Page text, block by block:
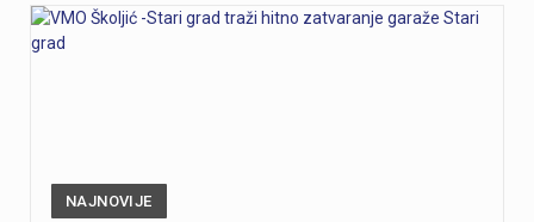
NAJNOVIJE